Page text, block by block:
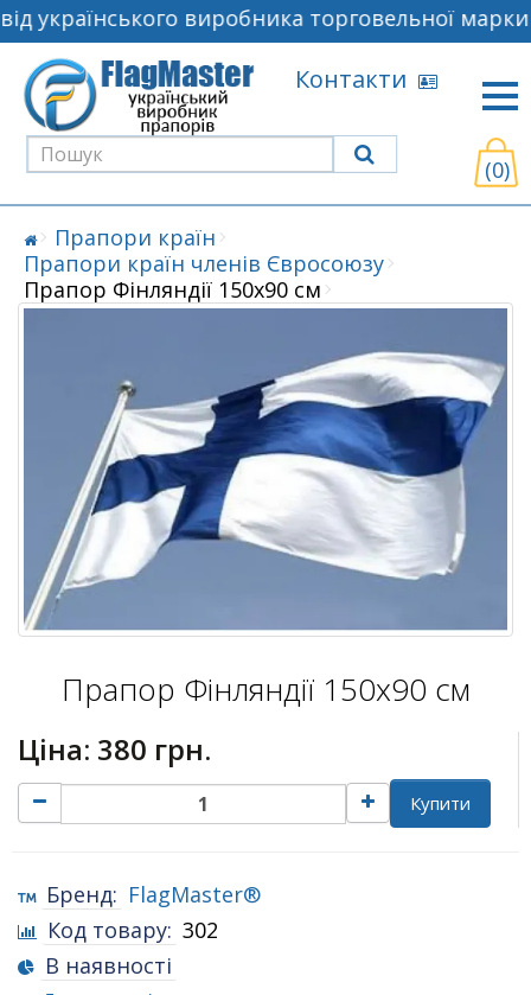
українського виробника торговельної
Контакти
(0)
Прапори країн
Прапори країн членів Євросоюзу
Прапор Фінляндії 150х90 см
Прапор Фінляндії 150х90 см
Ціна: 380 грн.
Купити
Бренд: FlagMaster®
Код товару: 302
В наявності